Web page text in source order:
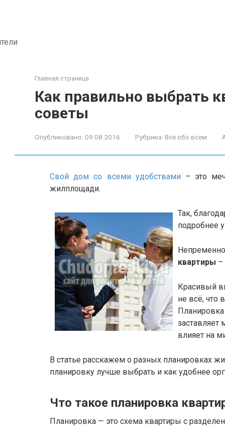
Главная страница
Как правильно выбрать
советы
Опубликовано: 09.08.2016 Рубрика: Все обо всем
Свой дом со всеми удобствами– это
жилплощади.
Так,
подробнее
квартиры –
Красивый
не всё, что
влияет на
В статье расскажем о разных планировках
планировку лучше выбрать и как удобнее
Что такое планировка
Планировка — это схема квартиры с